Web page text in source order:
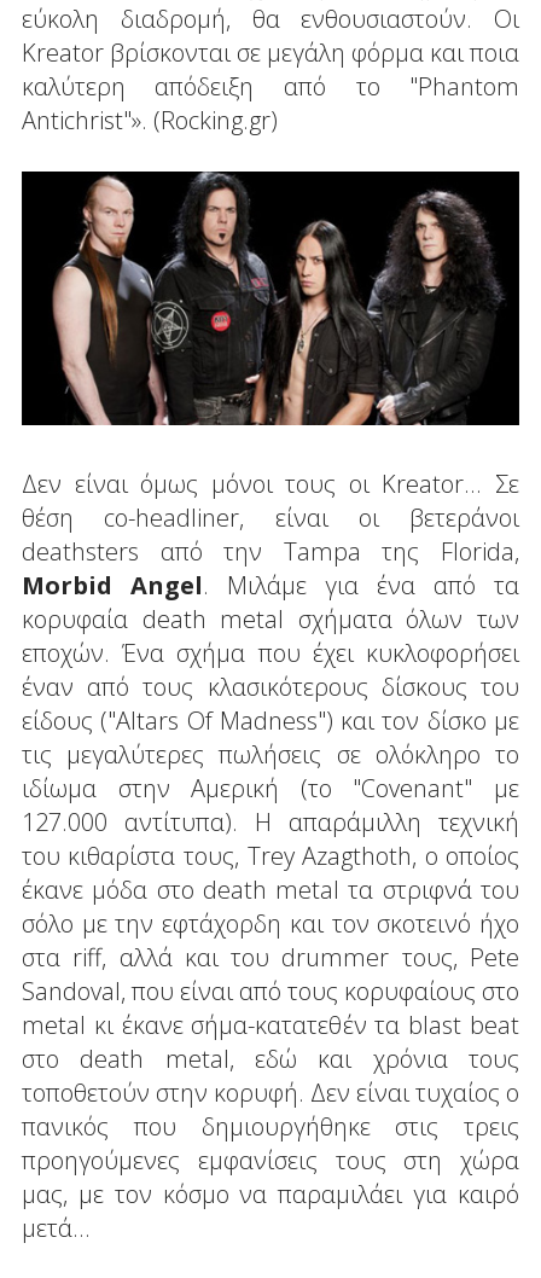
εύκολη διαδρομή, θα ενθουσιαστούν. Οι
Kreator βρίσκονται σε μεγάλη φόρμα και ποια
καλύτερη απόδειξη από το "Phantom
Antichrist"». (Rocking.gr)
Δεν είναι όμως μόνοι τους οι Kreator... Σε
θέση co-headliner, είναι οι βετεράνοι
deathsters από την Tampa της Florida,
Morbid Angel. Μιλάμε για ένα από τα
κορυφαία death metal σχήματα όλων των
εποχών. Ένα σχήμα που έχει κυκλοφορήσει
έναν από τους κλασικότερους δίσκους του
είδους ("Altars Of Madness") και τον δίσκο με
τις μεγαλύτερες πωλήσεις σε ολόκληρο το
ιδίωμα στην Αμερική (το "Covenant" με
127.000 αντίτυπα). Η απαράμιλλη τεχνική
του κιθαρίστα τους, Trey Azagthoth, ο οποίος
έκανε μόδα στο death metal τα στριφνά του
σόλο με την εφτάχορδη και τον σκοτεινό ήχο
στα riff, αλλά και του drummer τους, Pete
Sandoval, που είναι από τους κορυφαίους στο
metal κι έκανε σήμα-κατατεθέν τα blast beat
στο death metal, εδώ και χρόνια τους
τοποθετούν στην κορυφή. Δεν είναι τυχαίος ο
πανικός που δημιουργήθηκε στις τρεις
προηγούμενες εμφανίσεις τους στη χώρα
μας, με τον κόσμο να παραμιλάει για καιρό
μετά...